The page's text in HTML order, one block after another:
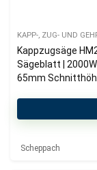
KAPP-, ZUG- UND
Kappzugsäge
Sägeblatt |
65mm
Scheppach